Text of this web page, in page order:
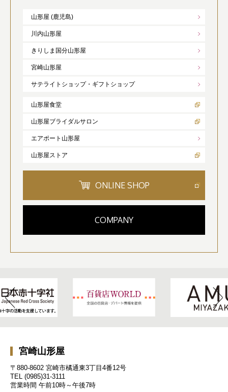
山形屋 (鹿児島)
川内山形屋
きりしま国分山形屋
宮崎山形屋
サテライトショップ・ギフトショップ
山形屋食堂
山形屋ブライダルサロン
エアポート山形屋
山形屋ストア
ONLINE SHOP
COMPANY
宮崎山形屋
〒880-8602 宮崎市橘通東3丁目4番12号
TEL (0985)31-3111
営業時間 午前10時～午後7時